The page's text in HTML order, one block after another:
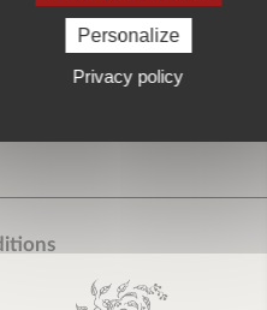
Personalize
Privacy policy